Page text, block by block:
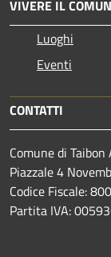
VIVERE IL
Luoghi
Eventi
CONTATTI
Comune di
Piazzale 4
Codice Fiscale:
Partita IVA: